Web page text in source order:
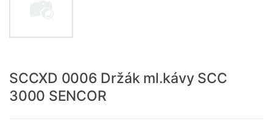
SCCXD 0006 Držák ml.kávy SCC
3000 SENCOR